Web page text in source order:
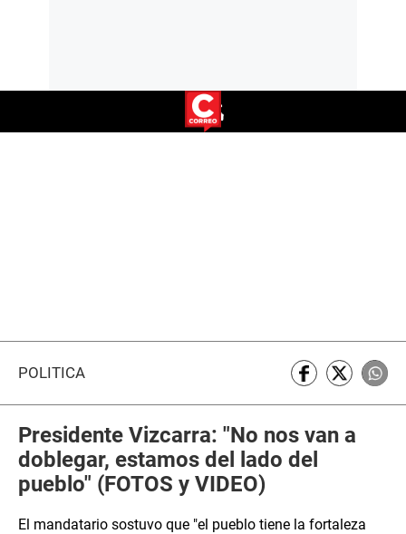
POLÍTICA
​Presidente Vizcarra: "No nos van a
doblegar, estamos del lado del
pueblo" (FOTOS y VIDEO)
El mandatario sostuvo que "el pueblo tiene la fortaleza